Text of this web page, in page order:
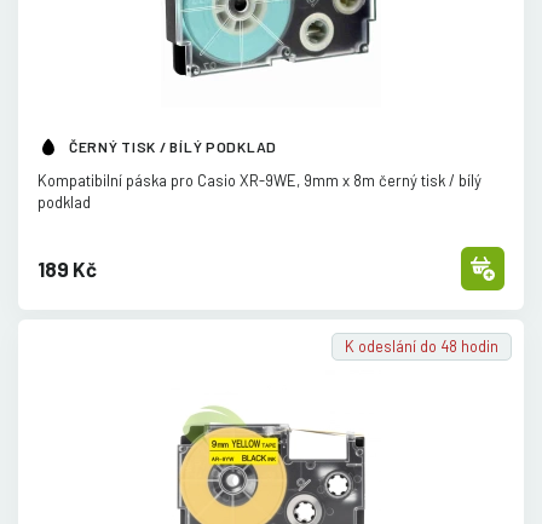
ČERNÝ TISK / BÍLÝ PODKLAD
Kompatibilní páska pro Casio XR-9WE, 9mm x 8m černý tisk / bílý
podklad
189 Kč
K odeslání do 48 hodin